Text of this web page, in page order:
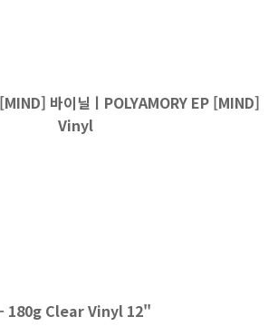
바이닐ㅣPOLYAMORY EP [MIND]
Vinyl
- 180g Clear Vinyl 12"